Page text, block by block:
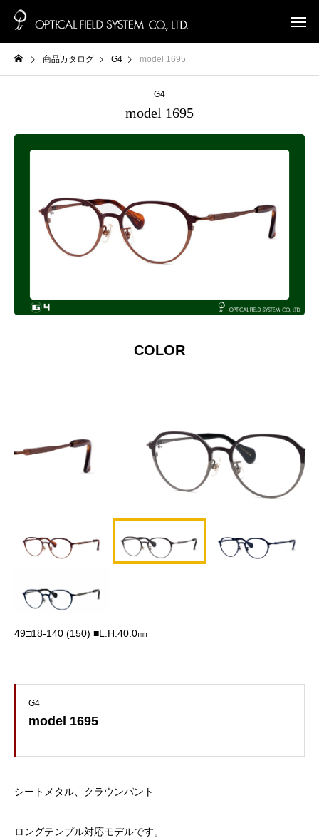
商品カタログ G4 model 1695
G4
model 1695
COLOR
49□18-140 (150) ■L.H.40.0㎜
G4
model 1695
シートメタル、クラウンパント
ロングテンプル対応モデルです。